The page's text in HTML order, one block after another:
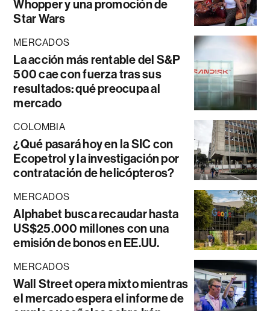
Whopper y una promoción de
Star Wars
MERCADOS
La acción más rentable del S&P
500 cae con fuerza tras sus
resultados: qué preocupa al
mercado
COLOMBIA
¿Qué pasará hoy en la SIC con
Ecopetrol y la investigación por
contratación de helicópteros?
MERCADOS
Alphabet busca recaudar hasta
US$25.000 millones con una
emisión de bonos en EE.UU.
MERCADOS
Wall Street opera mixto mientras
el mercado espera el informe de